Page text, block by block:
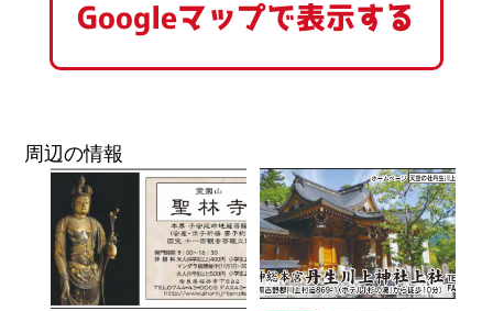
Googleマップで表示する
周辺の情報